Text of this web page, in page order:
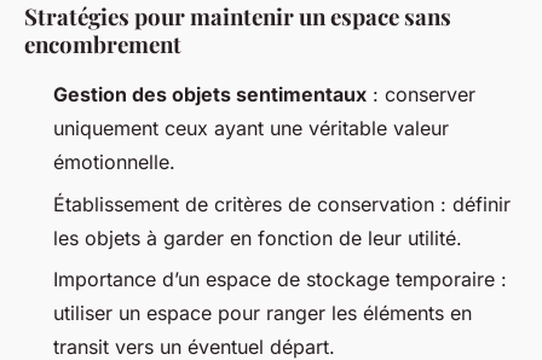
Stratégies pour maintenir un espace sans
encombrement
Gestion des objets sentimentaux : conserver
uniquement ceux ayant une véritable valeur
émotionnelle.
Établissement de critères de conservation : définir
les objets à garder en fonction de leur utilité.
Importance d’un espace de stockage temporaire :
utiliser un espace pour ranger les éléments en
transit vers un éventuel départ.